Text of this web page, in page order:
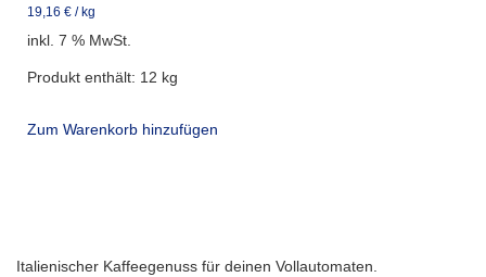
19,16 € /kg
inkl. 7 % MwSt.
Produkt enthält: 12 kg
Zum Warenkorb hinzufügen
Italienischer Kaffeegenuss für deinen Vollautomaten.